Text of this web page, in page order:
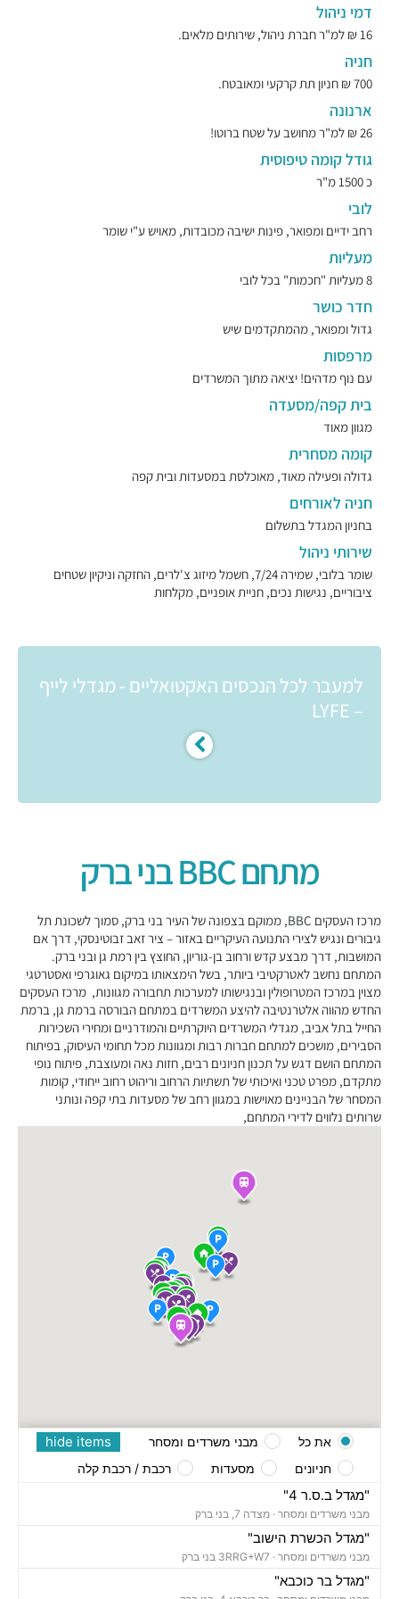
דמי ניהול
16 ₪ למ"ר חברת ניהול, שירותים מלאים.
חניה
700 ₪ חניון תת קרקעי ומאובטח.
ארנונה
26 ₪ למ"ר מחושב על שטח ברוטו!
גודל קומה טיפוסית
כ 1500 מ"ר
לובי
רחב ידיים ומפואר, פינות ישיבה מכובדות, מאויש ע"י שומר
מעליות
8 מעליות "חכמות" בכל לובי
חדר כושר
גדול ומפואר, מהמתקדמים שיש
מרפסות
עם נוף מדהים! יציאה מתוך המשרדים
בית קפה/מסעדה
מגוון מאוד
קומה מסחרית
גדולה ופעילה מאוד, מאוכלסת במסעדות ובית קפה
חניה לאורחים
בחניון המגדל בתשלום
שירותי ניהול
שומר בלובי, שמירה 7/24, חשמל מיזוג צ'לרים, החזקה וניקיון שטחים
ציבוריים, נגישות נכים, חניית אופניים, מקלחות
למעבר לכל הנכסים האקטואליים - מגדלי לייף
– LYFE
מתחם BBC בני ברק
מרכז העסקים BBC, ממוקם בצפונה של העיר בני ברק, סמוך לשכונת תל
גיבורים ונגיש לצירי התנועה העיקריים באזור – ציר זאב זבוטינסקי, דרך אם
המושבות, דרך מבצע קדש ורחוב בן-גוריון, החוצץ בין רמת גן ובני ברק.
המתחם נחשב לאטרקטיבי ביותר, בשל הימצאותו במיקום גאוגרפי ואסטרטגי
מצוין במרכז המטרופולין ובנגישותו למערכות תחבורה מגוונות, מרכז העסקים
החדש מהווה אלטרנטיבה להיצע המשרדים במתחם הבורסה ברמת גן, ברמת
החייל בתל אביב, מגדלי המשרדים היוקרתיים והמודרניים ומחירי השכירות
הסבירים, מושכים למתחם חברות רבות ומגוונות מכל תחומי העיסוק, בפיתוח
המתחם הושם דגש על תכנון חניונים רבים, חזות נאה ומעוצבת, פיתוח נופי
מתקדם, מפרט טכני ואיכותי של תשתיות הרחוב וריהוט רחוב ייחודי, קומות
המסחר של הבניינים מאוישות במגוון רחב של מסעדות בתי קפה ונותני
שרותים נלווים לדירי המתחם,
"מגדל ב.ס.ר 4"
מבני משרדים ומסחר · מצדה 7, בני ברק
"מגדל הכשרת הישוב"
מבני משרדים ומסחר ·
"מגדל בר כוכבא"
hide items את כל
מבני משרדים ומסחר
חניונים
מסעדות רכבת / רכבת קלה